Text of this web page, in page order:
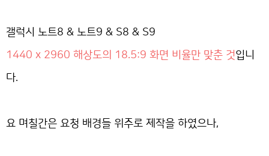
갤럭시 노트8 & 노트9 & S8 & S9
1440 x 2960 해상도의 18.5:9 화면 비율만 맞춘 것입니
다.
요 며칠간은 요청 배경들 위주로 제작을 하였으나,